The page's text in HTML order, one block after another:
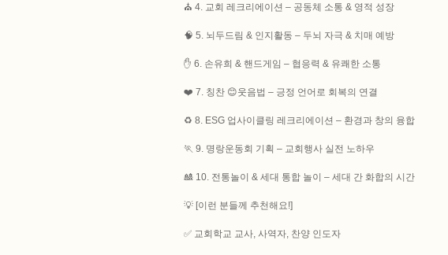
⛪ 4. 교회 레크리에이션 – 공동체 소통 & 영적 성장
🧠 5. 뇌두드림 & 인지활동 – 두뇌 자극 & 치매 예방
✋ 6. 손유희 & 핸드게임 – 협응력 & 유쾌한 소통
❤️ 7. 칭찬 😊웃음법 – 긍정 언어로 회복의 연결
♻️ 8. ESG 업사이클링 레크리에이션 – 환경과 창의 융합
🏃 9. 명랑운동회 기획 – 교회행사 실전 노하우
🎎 10. 전통놀이 & 세대 통합 놀이 – 세대 간 화합의 시간
💡 [이런 분들께 추천해요!]
✅ 교회학교 교사, 사역자, 찬양 인도자